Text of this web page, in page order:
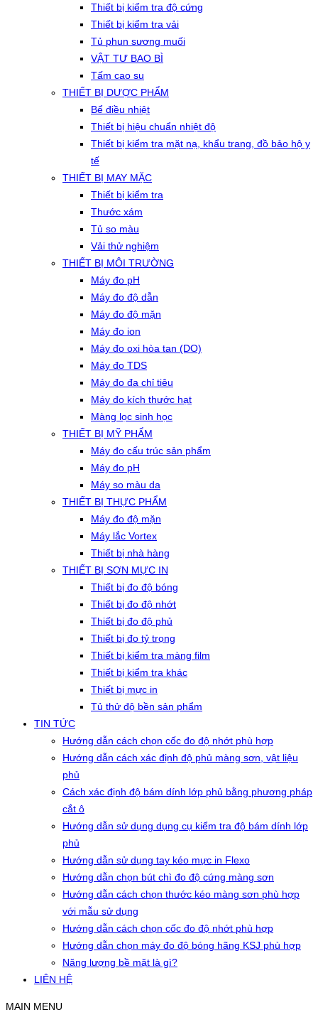
Thiết bị kiểm tra độ cứng
Thiết bị kiểm tra vải
Tủ phun sương muối
VẬT TƯ BAO BÌ
Tấm cao su
THIẾT BỊ DƯỢC PHẨM
Bể điều nhiệt
Thiết bị hiệu chuẩn nhiệt độ
Thiết bị kiểm tra mặt nạ, khẩu trang, đồ bảo hộ y
tế
THIẾT BỊ MAY MẶC
Thiết bị kiểm tra
Thước xám
Tủ so màu
Vải thử nghiệm
THIẾT BỊ MÔI TRƯỜNG
Máy đo pH
Máy đo độ dẫn
Máy đo độ mặn
Máy đo ion
Máy đo oxi hòa tan (DO)
Máy đo TDS
Máy đo đa chỉ tiêu
Máy đo kích thước hạt
Màng lọc sinh học
THIẾT BỊ MỸ PHẨM
Máy đo cấu trúc sản phẩm
Máy đo pH
Máy so màu da
THIẾT BỊ THỰC PHẨM
Máy đo độ mặn
Máy lắc Vortex
Thiết bị nhà hàng
THIẾT BỊ SƠN MỰC IN
Thiết bị đo độ bóng
Thiết bị đo độ nhớt
Thiết bị đo độ phủ
Thiết bị đo tỷ trọng
Thiết bị kiểm tra màng film
Thiết bị kiểm tra khác
Thiết bị mực in
Tủ thử độ bền sản phẩm
TIN TỨC
Hướng dẫn cách chọn cốc đo độ nhớt phù hợp
Hướng dẫn cách xác định độ phủ màng sơn, vật liệu
phủ
Cách xác định độ bám dính lớp phủ bằng phương pháp
cắt ô
Hướng dẫn sử dụng dụng cụ kiểm tra độ bám dính lớp
phủ
Hướng dẫn sử dụng tay kéo mực in Flexo
Hướng dẫn chọn bút chì đo độ cứng màng sơn
Hướng dẫn cách chọn thước kéo màng sơn phù hợp
với mẫu sử dụng
Hướng dẫn cách chọn cốc đo độ nhớt phù hợp
Hướng dẫn chọn máy đo độ bóng hãng KSJ phù hợp
Năng lượng bề mặt là gì?
LIÊN HỆ
MAIN MENU